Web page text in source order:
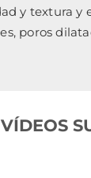
y textura y
poros
VÍDEOS